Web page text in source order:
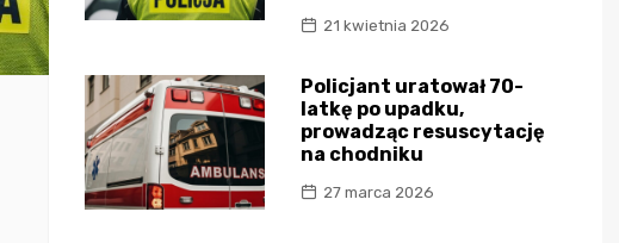
21 kwietnia 2026
Policjant uratował 70-
latkę po upadku,
prowadząc resuscytację
na chodniku
27 marca 2026